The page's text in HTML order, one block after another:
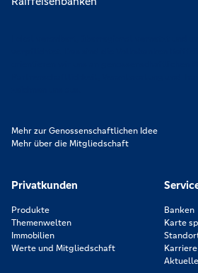
Mehr zur Genossenschaftlichen Idee
Mehr über die Mitgliedschaft
Privatkunden
Produkte
Themenwelten
Immobilien
Werte und Mitgliedschaft
Banken
Karte
Karriere